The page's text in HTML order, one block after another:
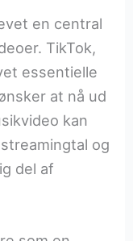
en central
TikTok,
essentielle
at nå ud
kan
og
del af